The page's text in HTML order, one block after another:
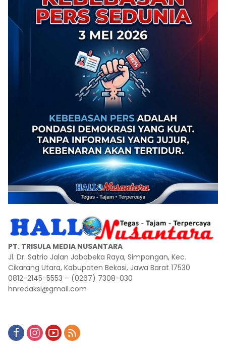
PT. TRISULA MEDIA NUSANTARA
Jl. Dr. Satrio Jalan Jababeka Raya, Simpangan, Kec.
Cikarang Utara, Kabupaten Bekasi, Jawa Barat 17530
0812-2145-5553 – (0267) 7308-030
hnredaksi@gmail.com